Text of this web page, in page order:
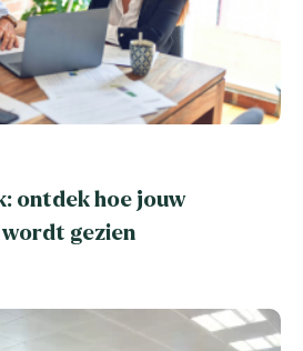
ontdek hoe jouw
gezien